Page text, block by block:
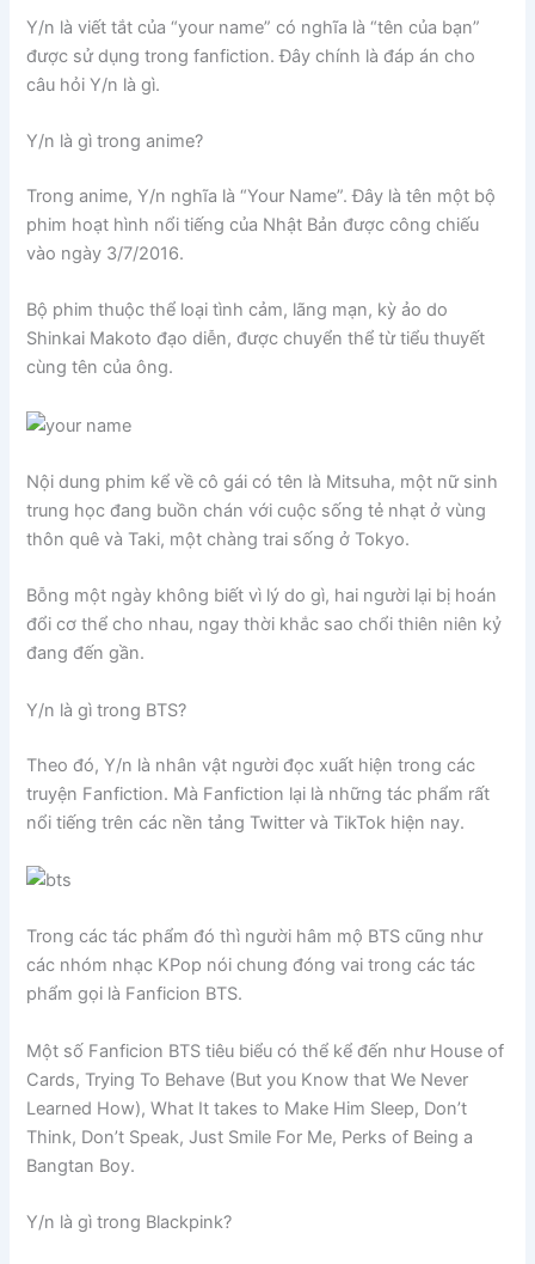
Y/n là viết tắt của “your name” có nghĩa là “tên của bạn”
được sử dụng trong fanfiction. Đây chính là đáp án cho
câu hỏi Y/n là gì.
Y/n là gì trong anime?
Trong anime, Y/n nghĩa là “Your Name”. Đây là tên một bộ
phim hoạt hình nổi tiếng của Nhật Bản được công chiếu
vào ngày 3/7/2016.
Bộ phim thuộc thể loại tình cảm, lãng mạn, kỳ ảo do
Shinkai Makoto đạo diễn, được chuyển thể từ tiểu thuyết
cùng tên của ông.
Nội dung phim kể về cô gái có tên là Mitsuha, một nữ sinh
trung học đang buồn chán với cuộc sống tẻ nhạt ở vùng
thôn quê và Taki, một chàng trai sống ở Tokyo.
Bỗng một ngày không biết vì lý do gì, hai người lại bị hoán
đổi cơ thể cho nhau, ngay thời khắc sao chổi thiên niên kỷ
đang đến gần.
Y/n là gì trong BTS?
Theo đó, Y/n là nhân vật người đọc xuất hiện trong các
truyện Fanfiction. Mà Fanfiction lại là những tác phẩm rất
nổi tiếng trên các nền tảng Twitter và TikTok hiện nay.
Trong các tác phẩm đó thì người hâm mộ BTS cũng như
các nhóm nhạc KPop nói chung đóng vai trong các tác
phẩm gọi là Fanficion BTS.
Một số Fanficion BTS tiêu biểu có thể kể đến như House of
Cards, Trying To Behave (But you Know that We Never
Learned How), What It takes to Make Him Sleep, Don’t
Think, Don’t Speak, Just Smile For Me, Perks of Being a
Bangtan Boy.
Y/n là gì trong Blackpink?